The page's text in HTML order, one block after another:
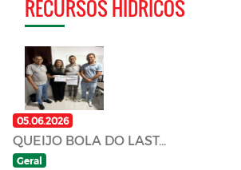
RECURSOS HÍDRICOS
05.06.2026
QUEIJO BOLA DO LAST...
Geral